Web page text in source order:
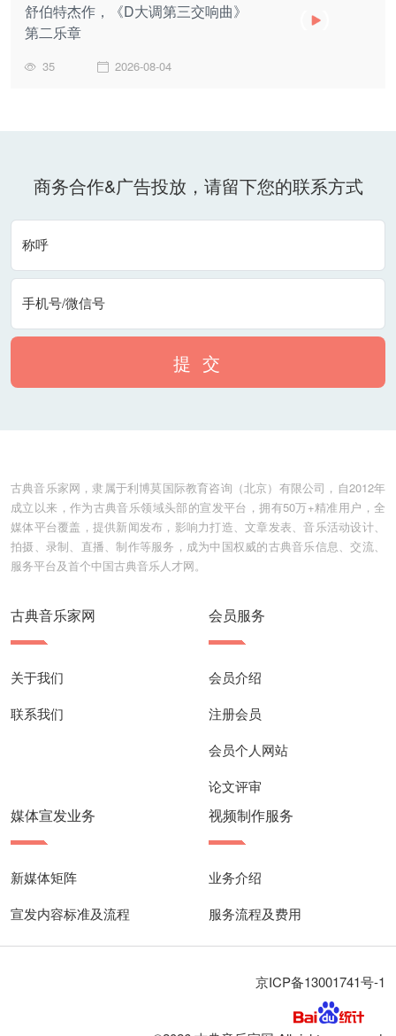
舒伯特杰作，《D大调第三交响曲》
第二乐章
35 2026-08-04
商务合作&广告投放，请留下您的联系方式
称呼
手机号/微信号
提 交
古典音乐家网，隶属于利博莫国际教育咨询（北京）有限公司，自2012年
成立以来，作为古典音乐领域头部的宣发平台，拥有50万+精准用户，全
媒体平台覆盖，提供新闻发布，影响力打造、文章发表、音乐活动设计、
拍摄、录制、直播、制作等服务，成为中国权威的古典音乐信息、交流、
服务平台及首个中国古典音乐人才网。
古典音乐家网
关于我们
联系我们
会员服务
会员介绍
注册会员
会员个人网站
论文评审
媒体宣发业务
新媒体矩阵
宣发内容标准及流程
视频制作服务
业务介绍
服务流程及费用
京ICP备13001741号-1